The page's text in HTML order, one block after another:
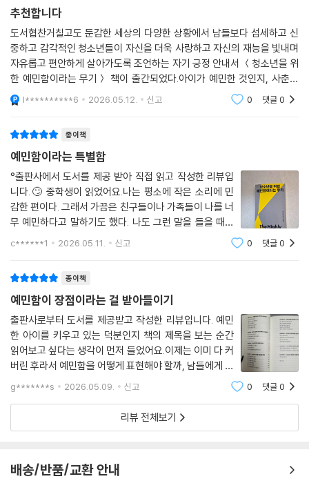
추천합니다
도서협찬거칠고도 둔감한 세상의 다양한 상황에서 남들보다 섬세하고 신
중하고 감각적인 청소년들이 자신을 더욱 사랑하고 자신의 재능을 빛내며
자유롭고 편안하게 살아가도록 조언하는 자기 긍정 안내서 ＜청소년을 위
한 예민함이라는 무기＞ 책이 출간되었다.아이가 예민한 것인지, 사춘기
때문인건지 알아보자.🔖자신만의 특별한 예민함을 인지하고 받아들이면
인생에서 더 많은 기
l**********6 2026.05.12. 신고 0 댓글0
종이책
예민함이라는 특별함
°출판사에서 도서를 제공 받아 직접 읽고 작성한 리뷰입
니다.🙄 중학생이 읽었어요.나는 평소에 작은 소리에 민
감한 편이다. 그래서 가끔은 친구들이나 가족들이 나를 너
무 예민하다고 말하기도 했다. 나도 그런 말을 들을 때마
다 내가 이상한 건 아닐까 고민한 적이 많았는데 이 책 [청
c******1 2026.05.11. 신고 0 댓글0
종이책
예민함이 장점이라는 걸 받아들이기
출판사로부터 도서를 제공받고 작성한 리뷰입니다. 예민
한 아이를 키우고 있는 덕분인지 책의 제목을 보는 순간
읽어보고 싶다는 생각이 먼저 들었어요.이제는 이미 다 커
버린 후라서 예민함을 어떻게 표현해야 할까, 남들에게 이
해시켜야 할까 등등 많은 고민을하던 순간들이 스쳐 지나
가는데요.부모의 입장에서도 보면 좋겠다는 걸 느꼈지만,
본인이 예민함이 확실히 다르게 느껴지는
g*******s 2026.05.09. 신고 0 댓글0
리뷰 전체보기
배송/반품/교환 안내